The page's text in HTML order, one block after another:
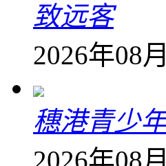
致远客
2026年08
穗港青少
2026年08